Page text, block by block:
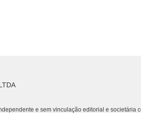
e sem vinculação editorial e societária